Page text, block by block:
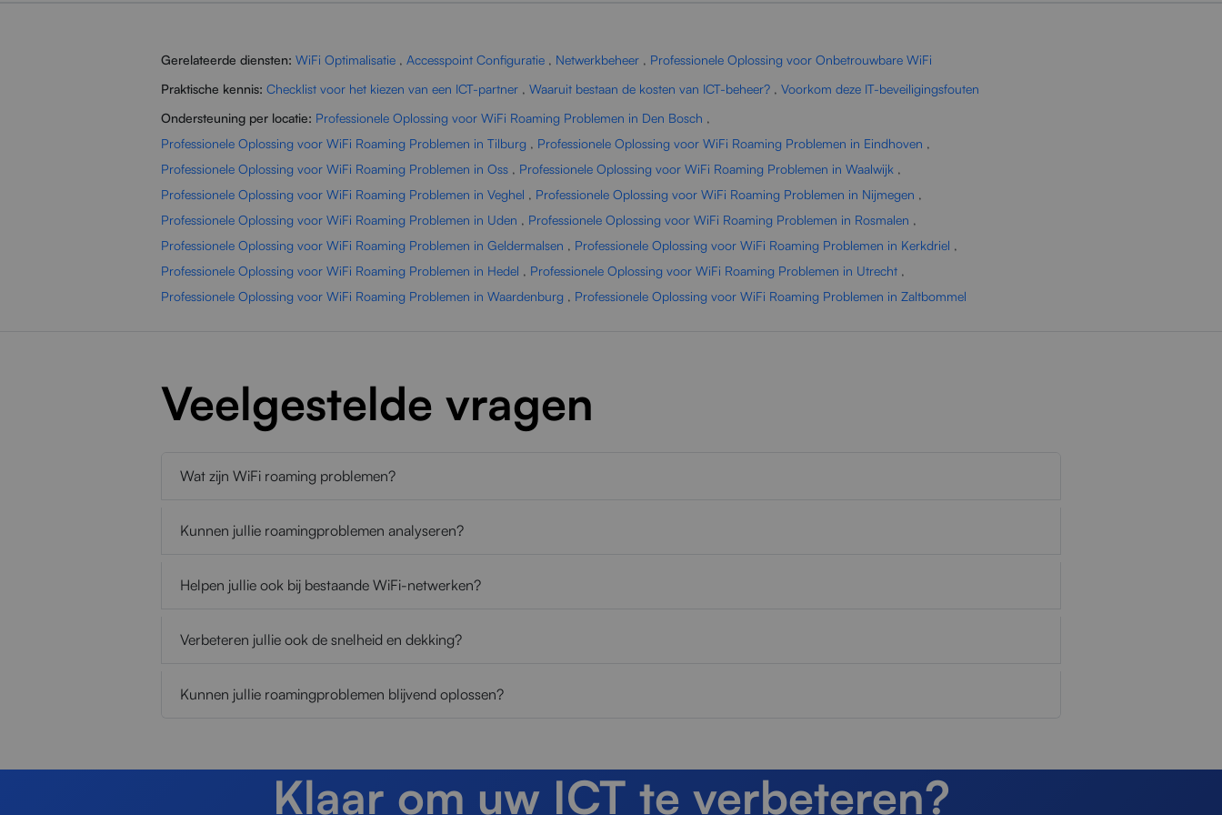
Gerelateerde diensten: WiFi Optimalisatie , Accesspoint Configuratie , Netwerkbeheer , Professionele Oplossing voor Onbetrouwbare WiFi
Praktische kennis: Checklist voor het kiezen van een ICT-partner , Waaruit bestaan de kosten van ICT-beheer? , Voorkom deze IT-beveiligingsfouten
Ondersteuning per locatie: Professionele Oplossing voor WiFi Roaming Problemen in Den Bosch ,
Professionele Oplossing voor WiFi Roaming Problemen in Tilburg , Professionele Oplossing voor WiFi Roaming Problemen in Eindhoven ,
Professionele Oplossing voor WiFi Roaming Problemen in Oss , Professionele Oplossing voor WiFi Roaming Problemen in Waalwijk ,
Professionele Oplossing voor WiFi Roaming Problemen in Veghel , Professionele Oplossing voor WiFi Roaming Problemen in Nijmegen ,
Professionele Oplossing voor WiFi Roaming Problemen in Uden , Professionele Oplossing voor WiFi Roaming Problemen in Rosmalen ,
Professionele Oplossing voor WiFi Roaming Problemen in Geldermalsen , Professionele Oplossing voor WiFi Roaming Problemen in Kerkdriel ,
Professionele Oplossing voor WiFi Roaming Problemen in Hedel , Professionele Oplossing voor WiFi Roaming Problemen in Utrecht ,
Professionele Oplossing voor WiFi Roaming Problemen in Waardenburg , Professionele Oplossing voor WiFi Roaming Problemen in Zaltbommel
Veelgestelde vragen
Wat zijn WiFi roaming problemen?
Kunnen jullie roamingproblemen analyseren?
Helpen jullie ook bij bestaande WiFi-netwerken?
Verbeteren jullie ook de snelheid en dekking?
Kunnen jullie roamingproblemen blijvend oplossen?
Klaar om uw ICT te verbeteren?